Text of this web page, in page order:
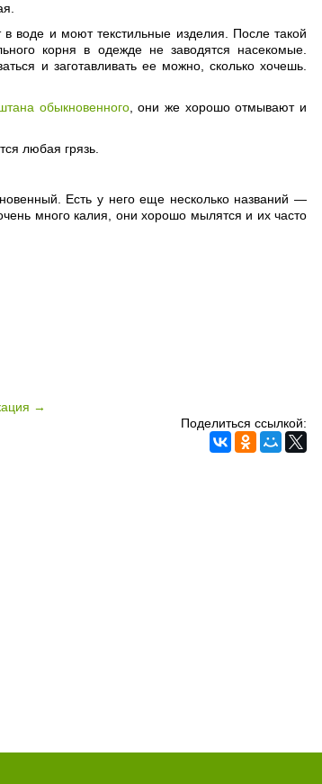
воде и моют текстильные изделия. После такой
корня в одежде не заводятся насекомые.
и заготавливать ее можно, сколько хочешь.
обыкновенного, они же хорошо отмывают и
любая грязь.
Есть у него еще несколько названий —
много калия, они хорошо мылятся и их часто
→
Поделиться ссылкой: